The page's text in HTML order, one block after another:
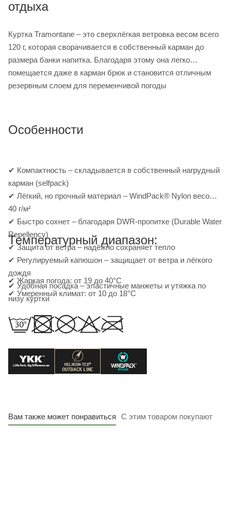
отдыха
Куртка Tramontane – это сверхлёгкая ветровка весом всего
120 г, которая сворачивается в собственный карман до
размера банки напитка. Благодаря этому она легко
помещается даже в карман брюк и становится отличным
резервным слоем для переменчивой погоды
Особенности
✔ Компактность – складывается в собственный нагрудный
карман (selfpack)
✔ Лёгкий, но прочный материал – WindPack® Nylon весом
40 г/м²
✔ Быстро сохнет – благодаря DWR-пропитке (Durable Water
Repellency)
✔ Защита от ветра – надёжно сохраняет тепло
✔ Регулируемый капюшон – защищает от ветра и лёгкого
дождя
✔ Удобная посадка – эластичные манжеты и утяжка по
низу куртки
Температурный диапазон:
✔ Жаркая погода: от 19 до 40°C
✔ Умеренный климат: от 10 до 18°C
Вам также может понравиться С этим товаром покупают